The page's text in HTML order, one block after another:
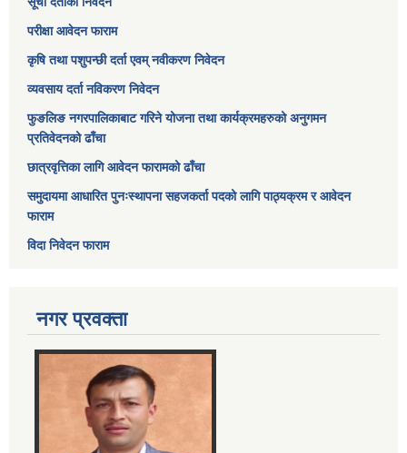
परीक्षा आवेदन फाराम
कृषि तथा पशुपन्छी दर्ता एवम् नवीकरण निवेदन
व्यवसाय दर्ता नविकरण निवेदन
फुङलिङ नगरपालिकाबाट गरिने योजना तथा कार्यक्रमहरुको अनुगमन
प्रतिवेदनको ढाँचा
छात्रवृत्तिका लागि आवेदन फारामको ढाँचा
समुदायमा आधारित पुनःस्थापना सहजकर्ता पदको लागि पाठ्यक्रम र आवेदन
फाराम
विदा निवेदन फाराम
नगर प्रवक्ता